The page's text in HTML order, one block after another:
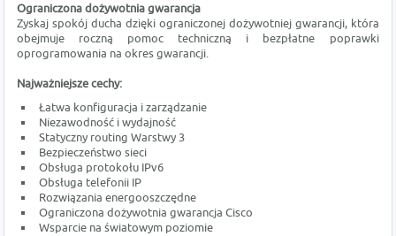
Ograniczona dożywotnia gwarancja
Zyskaj spokój ducha dzięki ograniczonej dożywotniej gwarancji, która
obejmuje roczną pomoc techniczną i bezpłatne poprawki
oprogramowania na okres gwarancji.
Najważniejsze cechy:
Łatwa konfiguracja i zarządzanie
Niezawodność i wydajność
Statyczny routing Warstwy 3
Bezpieczeństwo sieci
Obsługa protokołu IPv6
Obsługa telefonii IP
Rozwiązania energooszczędne
Ograniczona dożywotnia gwarancja Cisco
Wsparcie na światowym poziomie